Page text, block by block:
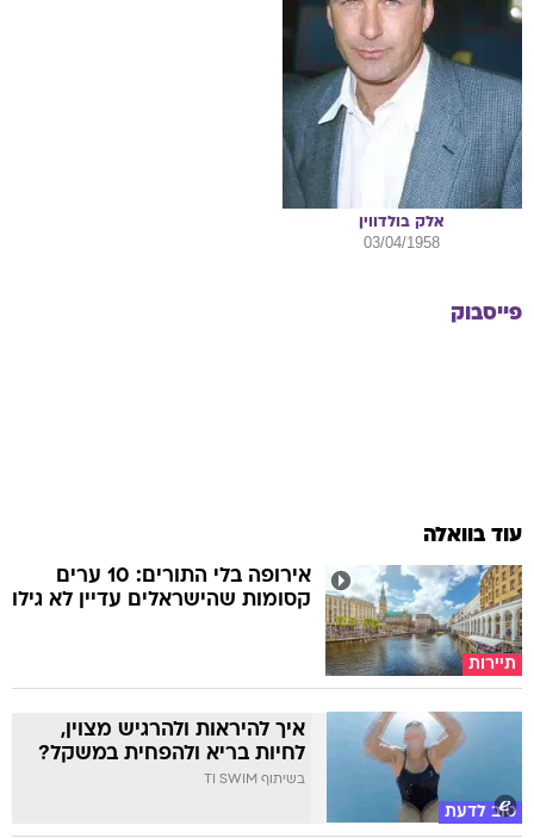
אלק בולדווין
03/04/1958
פייסבוק
עוד בוואלה
תיירות
אירופה בלי התורים: 10 ערים
קסומות שהישראלים עדיין לא גילו
טוב לדעת
איך להיראות ולהרגיש מצוין,
לחיות בריא ולהפחית במשקל?
בשיתוף TI SWIM